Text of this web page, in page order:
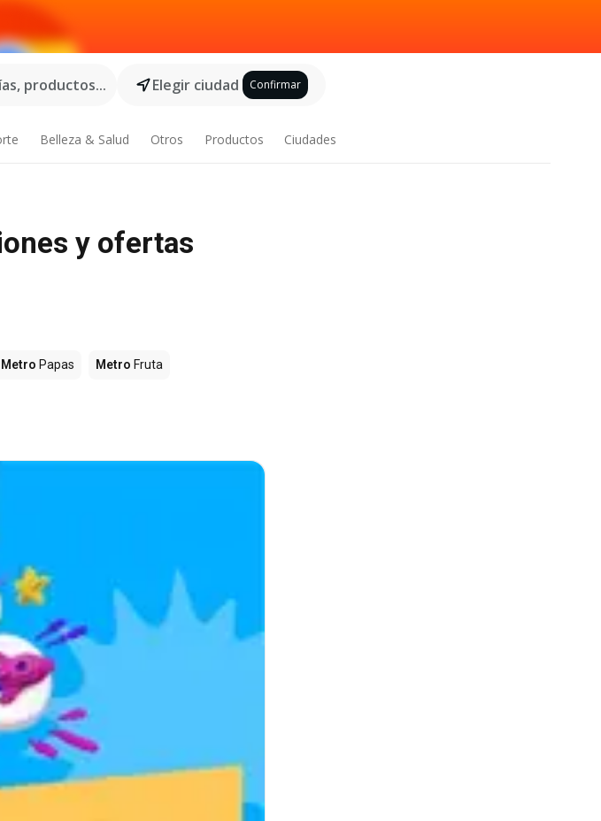
productos...
Elegir ciudad Confirmar
Belleza & Salud Otros Productos Ciudades
y ofertas
Metro Papas Metro Fruta